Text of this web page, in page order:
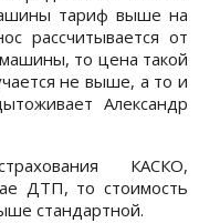
тариф выше на
рассчитывается от
то цена такой
не выше, а то и
Александр
КАСКО,
ДТП, то стоимость
стандартной.